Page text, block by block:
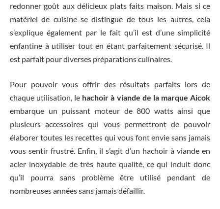
redonner goût aux délicieux plats faits maison. Mais si ce
matériel de cuisine se distingue de tous les autres, cela
s’explique également par le fait qu’il est d’une simplicité
enfantine à utiliser tout en étant parfaitement sécurisé. Il
est parfait pour diverses préparations culinaires.
Pour pouvoir vous offrir des résultats parfaits lors de
chaque utilisation, le hachoir à viande de la marque Aicok
embarque un puissant moteur de 800 watts ainsi que
plusieurs accessoires qui vous permettront de pouvoir
élaborer toutes les recettes qui vous font envie sans jamais
vous sentir frustré. Enfin, il s’agit d’un hachoir à viande en
acier inoxydable de très haute qualité, ce qui induit donc
qu’il pourra sans problème être utilisé pendant de
nombreuses années sans jamais défaillir.